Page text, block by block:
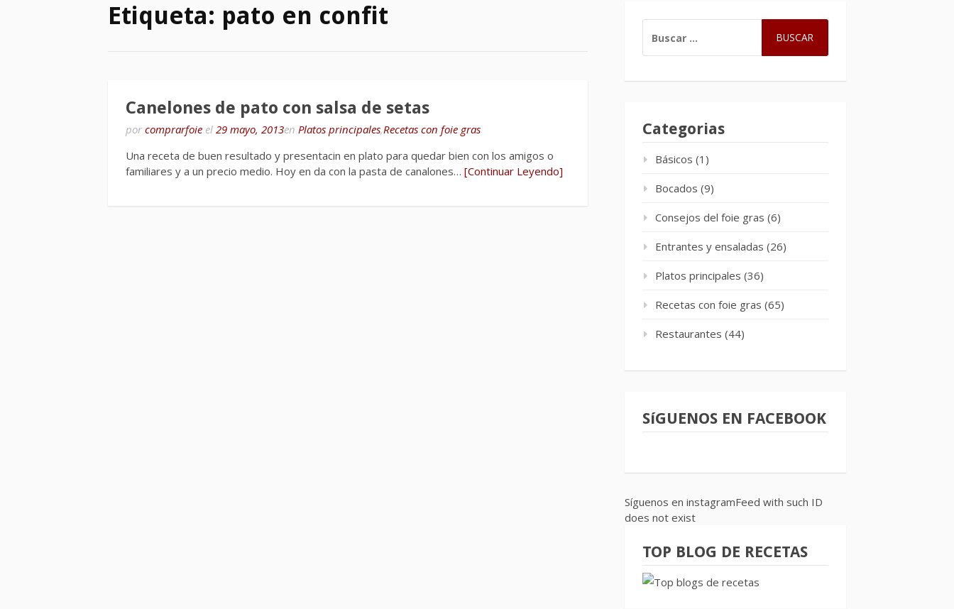
Etiqueta: pato en confit
Canelones de pato con salsa de setas
por comprarfoie el 29 mayo, 2013en Platos principales,Recetas con foie gras
Una receta de buen resultado y presentacin en plato para quedar bien con los amigos o
familiares y a un precio medio. Hoy en da con la pasta de canalones… [Continuar Leyendo]
Categorias
Básicos (1)
Bocados (9)
Consejos del foie gras (6)
Entrantes y ensaladas (26)
Platos principales (36)
Recetas con foie gras (65)
Restaurantes (44)
SíGUENOS EN FACEBOOK
Síguenos en instagramFeed with such ID
does not exist
TOP BLOG DE RECETAS